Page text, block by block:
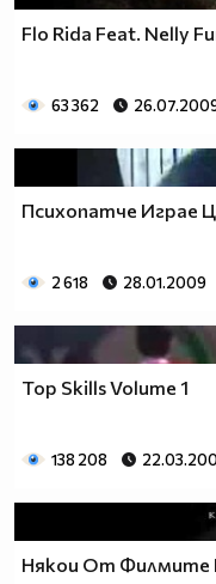
Flo Rida Feat. Nelly
63 362
Психопатче Играе
2 618 28.01.2009
Top Skills Volume 1
138 208
Някои От Филмите